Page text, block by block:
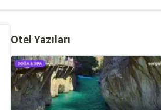
Otel Yazıları